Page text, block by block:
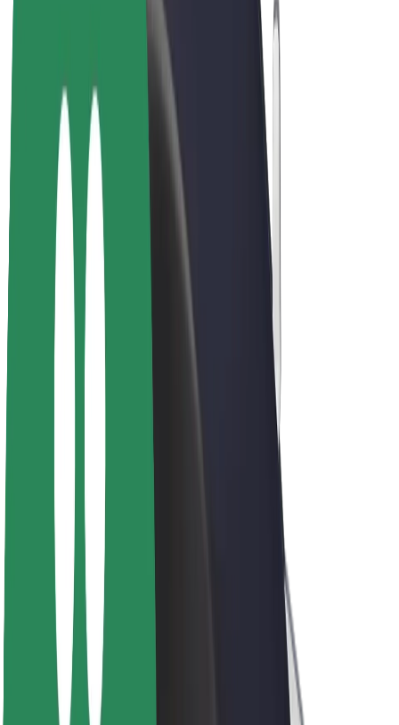
Bolt Plus
გამოიმუშავე Bolt-თან ერთად
მძღოლები
მძღოლის შემოსავლები
კურიერები
კურიერის შემოსავლები
Bolt Food პარტნიორები
ბლოგი
სიახლეები
ბრენდის გზამკვლევი
მისია
ინვესტორებთან ურთიერთობა
ლიდერობა